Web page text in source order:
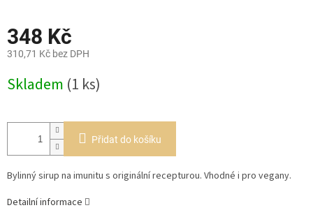
348 Kč
310,71 Kč bez DPH
cena:
Skladem (1 ks)
Přidat do košíku
Bylinný sirup na imunitu s originální recepturou. Vhodné i pro vegany.
Detailní informace